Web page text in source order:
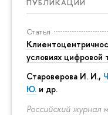
ПУБЛИКАЦИИ
Статья
условиях цифровой
Староверова И. И.,
Ю. и др.
Российский